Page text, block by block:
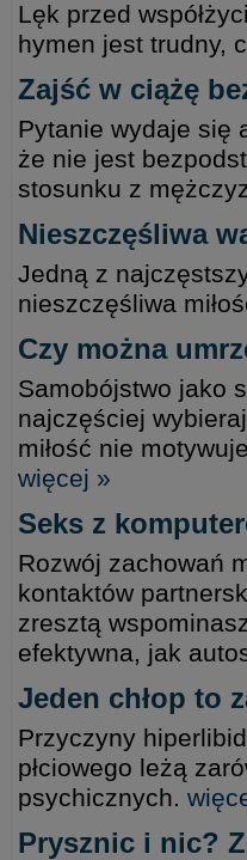
Lęk przed
hymen jest trudny,
Zajść w ciążę
Pytanie wydaje się
że nie jest
stosunku z
Nieszczęśliwa
Jedną z
nieszczęśliwa
Czy można
Samobójstwo jako
najczęściej
miłość nie
więcej »
Seks z
Rozwój zachowań
kontaktów
zresztą
efektywna, jak
Jeden chłop to
Przyczyny
płciowego leżą
psychicznych.
Prysznic i nic?